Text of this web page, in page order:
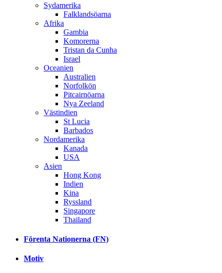
Sydamerika
Falklandsöarna
Afrika
Gambia
Komorerna
Tristan da Cunha
Israel
Oceanien
Australien
Norfolkön
Pitcairnöarna
Nya Zeeland
Västindien
St Lucia
Barbados
Nordamerika
Kanada
USA
Asien
Hong Kong
Indien
Kina
Ryssland
Singapore
Thailand
Förenta Nationerna (FN)
Motiv